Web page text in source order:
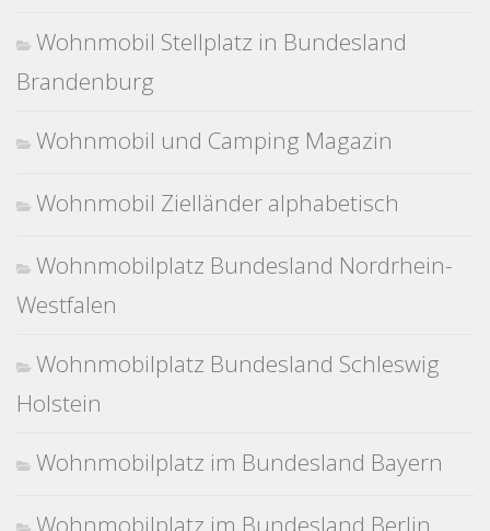
Wohnmobil Stellplatz in Bundesland
Brandenburg
Wohnmobil und Camping Magazin
Wohnmobil Zielländer alphabetisch
Wohnmobilplatz Bundesland Nordrhein-
Westfalen
Wohnmobilplatz Bundesland Schleswig
Holstein
Wohnmobilplatz im Bundesland Bayern
Wohnmobilplatz im Bundesland Berlin